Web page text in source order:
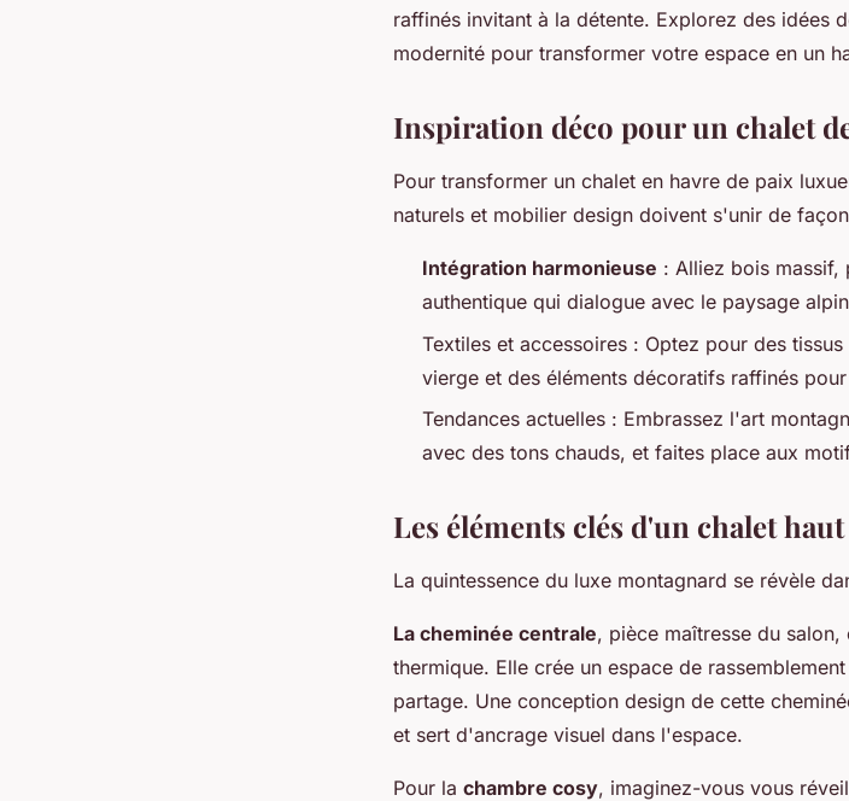
raffinés invitant à la détente. Explorez des idées
modernité pour transformer votre espace en un
Inspiration déco pour un chalet
Pour transformer un chalet en havre de paix
naturels et mobilier design doivent s'unir de
Intégration harmonieuse : Alliez bois massif,
authentique qui dialogue avec le paysage
Textiles et accessoires : Optez pour des
vierge et des éléments décoratifs raffinés
Tendances actuelles : Embrassez l'art
avec des tons chauds, et faites place aux
Les éléments clés d'un chalet
La quintessence du luxe montagnard se révèle
La cheminée centrale, pièce maîtresse du
thermique. Elle crée un espace de
partage. Une conception design de cette
et sert d'ancrage visuel dans l'espace.
Pour la chambre cosy, imaginez-vous vous